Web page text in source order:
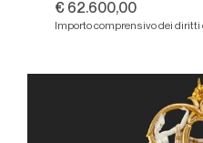
€ 62.600,00
Importo comprensivo dei diritti